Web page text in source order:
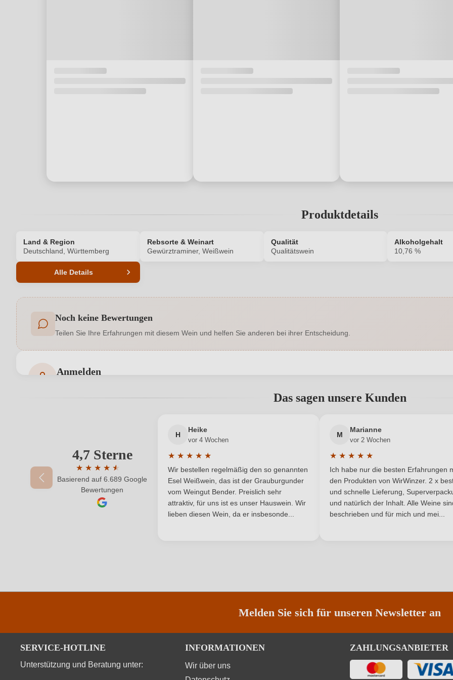
Produktdetails
Land & Region
Deutschland, Württemberg
Rebsorte & Weinart
Gewürztraminer, Weißwein
Qualität
Qualitätswein
Alkoholgehalt
10,76 %
Alle Details
Allergene
Geschmack
0,75 L Jahrgang
Rebsorte
Region Württemberg Restzucker in g/L
Säuregehalt in g/L Traubenfarbe
Weinart
Noch keine Bewertungen
Teilen Sie Ihre Erfahrungen mit diesem Wein und helfen Sie anderen bei ihrer Entscheidung.
Anmelden
Ihre E-Mail-Adresse
Ihr Passwort
Das sagen unsere Kunden
4,7 Sterne
★ ★ ★ ★ ★
★
Durchschnittliche Bewertung von 4.7 von 5 Sternen
Basierend auf 6.689 Google
Bewertungen
H
Heike
vor 4 Wochen
★ ★ ★ ★ ★
Durchschnittliche Bewertung von 5 von 5 Sternen
Wir bestellen regelmäßig den so genannten
Esel Weißwein, das ist der Grauburgunder
vom Weingut Bender. Preislich sehr
attraktiv, für uns ist es unser Hauswein. Wir
lieben diesen Wein, da er insbesonde...
M
Marianne
vor 2 Wochen
★ ★ ★ ★ ★
Durchschnittliche Bewertung von
Ich habe nur die besten Erfahrungen
den Produkten von WirWinzer. 2 x
und schnelle Lieferung,
und natürlich der Inhalt. Alle Weine
beschrieben und für mich und mei...
Melden Sie sich für unseren Newsletter an
SERVICE-HOTLINE
Unterstützung und Beratung unter:
INFORMATIONEN
Wir über uns
ZAHLUNGSANBIETER